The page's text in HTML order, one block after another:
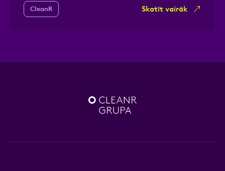
CleanR Skatīt vairāk